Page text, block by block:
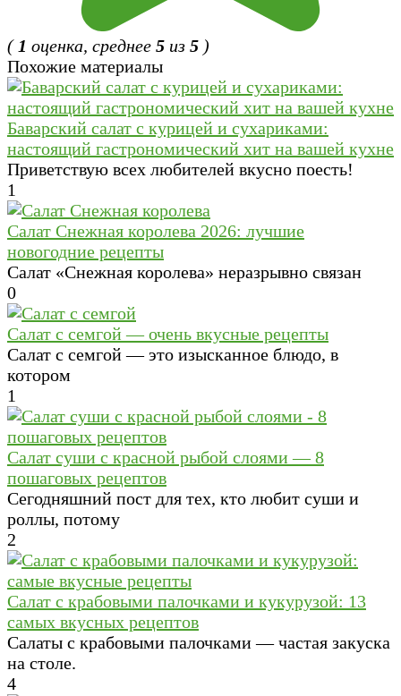
( 1 оценка, среднее 5 из 5 )
Похожие материалы
Баварский салат с курицей и сухариками:
настоящий гастрономический хит на вашей кухне
Приветствую всех любителей вкусно поесть!
1
Салат Cнежная королева 2026: лучшие
новогодние рецепты
Салат «Снежная королева» неразрывно связан
0
Салат с семгой — очень вкусные рецепты
Салат с семгой — это изысканное блюдо, в
котором
1
Салат суши с красной рыбой слоями — 8
пошаговых рецептов
Сегодняшний пост для тех, кто любит суши и
роллы, потому
2
Салат с крабовыми палочками и кукурузой: 13
самых вкусных рецептов
Салаты с крабовыми палочками — частая закуска
на столе.
4